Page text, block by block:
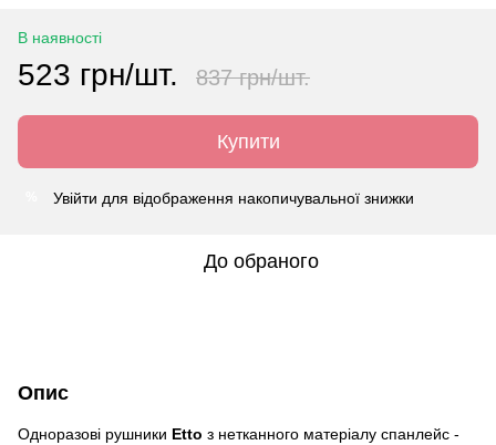
В наявності
523 грн/шт. 837 грн/шт.
Купити
Увійти для відображення накопичувальної знижки
До обраного
Опис
Одноразові рушники Etto з нетканного матеріалу спанлейс -